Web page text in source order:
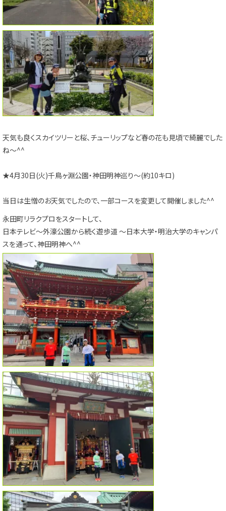
天気も良くスカイツリーと桜、チューリップなど春の花も見頃で綺麗でした
ね～^^
★4月30日(火)千鳥ヶ淵公園・神田明神巡り～(約10キロ)
当日は生憎のお天気でしたので、一部コースを変更して開催しました^^
永田町リラクプロをスタートして、
日本テレビ～外濠公園から続く遊歩道 ～日本大学・明治大学のキャンパ
スを通って、神田明神へ^^